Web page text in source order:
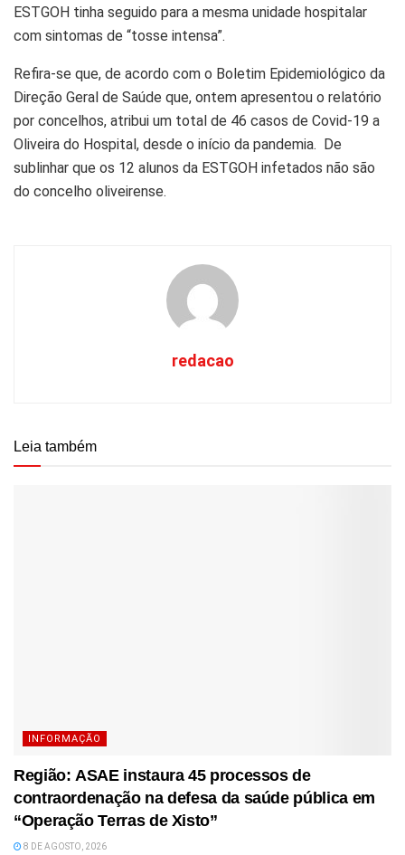
ESTGOH tinha seguido para a mesma unidade hospitalar
com sintomas de “tosse intensa”.
Refira-se que, de acordo com o Boletim Epidemiológico da
Direção Geral de Saúde que, ontem apresentou o relatório
por concelhos, atribui um total de 46 casos de Covid-19 a
Oliveira do Hospital, desde o início da pandemia. De
sublinhar que os 12 alunos da ESTGOH infetados não são
do concelho oliveirense.
redacao
Leia também
INFORMAÇÃO
Região: ASAE instaura 45 processos de
contraordenação na defesa da saúde pública em
“Operação Terras de Xisto”
8 DE AGOSTO, 2026